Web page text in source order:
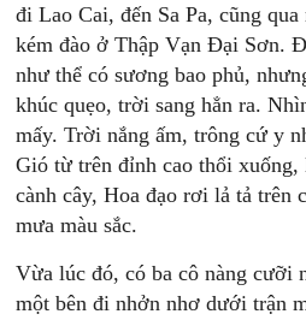
đi Lao Cai, đến Sa Pa, cũng
kém đào ở Thập Vạn Đại Sơn.
như thể có sương bao phủ,
khúc quẹo, trời sang hẳn ra.
mấy. Trời nắng ấm, trông cứ y
Gió từ trên đỉnh cao thổi xuống,
cành cây, Hoa đạo rơi lả tả trên
mưa màu sắc.
Vừa lúc đó, có ba cô nàng cưỡi
một bên đi nhởn nhơ dưới trận